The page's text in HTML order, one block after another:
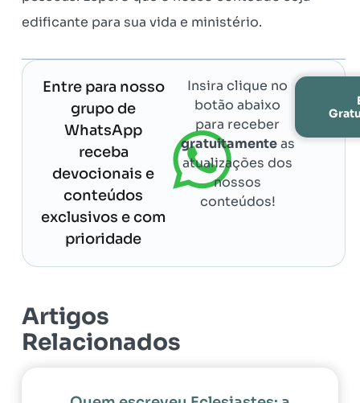
edificante para sua vida e ministério.
Entre para nosso
grupo de
WhatsApp
receba
devocionais e
conteúdos
exclusivos e com
prioridade
Insira clique no
botão abaixo
para receber
gratuitamenteas
atualizações dos
nossos
conteúdos!
Artigos
Relacionados